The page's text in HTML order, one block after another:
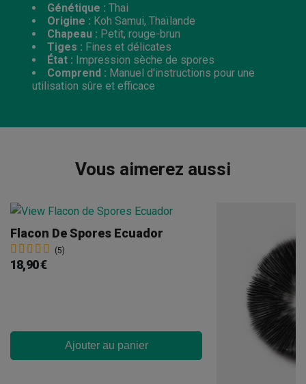
Génétique : Thai
Origine : Koh Samui, Thaïlande
Chapeau : Petit, rouge-brun
Tiges : Fines et délicates
État : Impression sèche de spores
Comprend : Manuel d'instructions pour une
utilisation sûre et efficace
Vous aimerez aussi
Flacon De Spores Ecuador
(5)
18,90 €
Ajouter au panier